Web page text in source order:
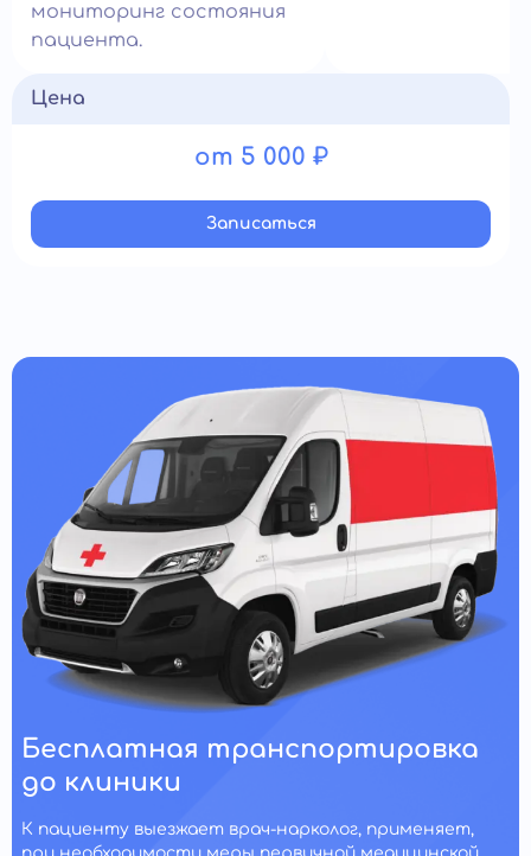
мониторинг состояния
пациента.
Цена
от 5 000 ₽
Записатьcя
Бесплатная транспортировка
до клиники
К пациенту выезжает врач-нарколог, применяет,